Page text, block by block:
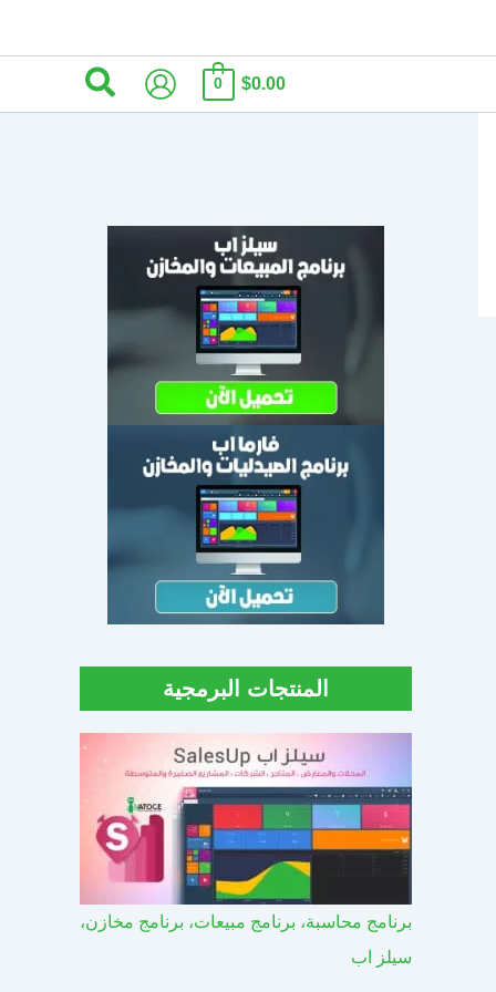
$0.00
0 البحث
المنتجات البرمجية
برنامج محاسبة، برنامج مبيعات، برنامج مخازن،
سيلز اب